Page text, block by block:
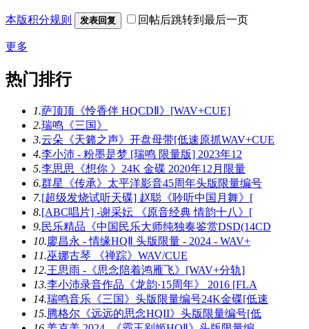
本版积分规则 发表回复 回帖后跳转到最后一页
更多
热门排行
1.萨顶顶《怜香伴 HQCDⅡ》[WAV+CUE]
2.瑞鸣《三国》
3.云朵《天籁之声》开盘母带[低速原抓WAV+CUE
4.李小沛 - 粉墨是梦 [瑞鸣 限量版] 2023年12
5.李思思《想你 》24K 金碟 2020年12月限量
6.群星《传承》太平洋影音45周年头版限量编号
7.[超级发烧试听天碟] 赵聪《聆听中国月舞》[
8.[ABC唱片] -谢采妘 《原音经典 情韵十八》[
9.民乐精品《中国民乐大师纯独奏鉴赏DSD(14CD
10. 廖昌永 - 情缘HQⅡ 头版限量 - 2024 - WAV+
11.巫娜古琴 《禅踪》WAV/CUE
12.王思雨 -《思念陪着鸿雁飞》[WAV+分轨]
13.李小沛录音作品《龙韵·15周年》 2016 [FLA
14.瑞鸣音乐《三国》头版限量编号24K金碟[低速
15.腾格尔《远远的思念HQII》头版限量编号[低